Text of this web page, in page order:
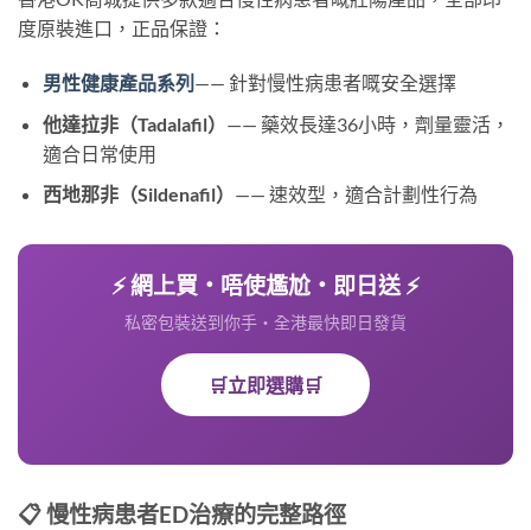
度原裝進口，正品保證：
男性健康產品系列 —— 針對慢性病患者嘅安全選擇
他達拉非（Tadalafil） —— 藥效長達36小時，劑量靈活，
適合日常使用
西地那非（Sildenafil） —— 速效型，適合計劃性行為
⚡ 網上買・唔使尷尬・即日送 ⚡
私密包裝送到你手・全港最快即日發貨
🛒立即選購🛒
📋 慢性病患者ED治療的完整路徑